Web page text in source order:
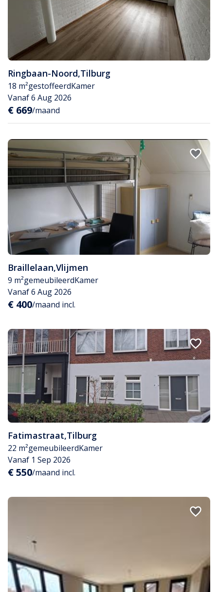
Ringbaan-Noord,Tilburg
18 m²gestoffeerdKamer
Vanaf 6 Aug 2026
€ 669/maand
Braillelaan,Vlijmen
9 m²gemeubileerdKamer
Vanaf 6 Aug 2026
€ 400/maand incl.
Fatimastraat,Tilburg
22 m²gemeubileerdKamer
Vanaf 1 Sep 2026
€ 550/maand incl.